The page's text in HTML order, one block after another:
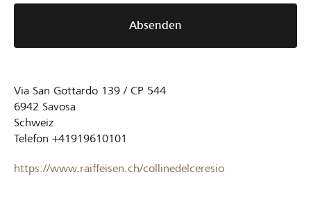
Absenden
Via San Gottardo 139 / CP 544
6942 Savosa
Schweiz
Telefon +41919610101
https://www.raiffeisen.ch/collinedelceresio